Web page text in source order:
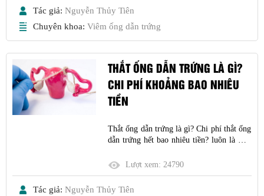
có thể tham khảo nhé.
Tác giả: Nguyễn Thủy Tiên
Chuyên khoa: Viêm ống dẫn trứng
THẮT ỐNG DẪN TRỨNG LÀ GÌ?
CHI PHÍ KHOẢNG BAO NHIÊU
TIỀN
Thắt ống dẫn trứng là gì? Chi phí thắt ống
dẫn trứng hết bao nhiêu tiền? luôn là một
đang muốn tìm kiếm một liệu pháp tránh
thai an toàn cho nữ giới.
Lượt xem:24790
Tác giả: Nguyễn Thủy Tiên